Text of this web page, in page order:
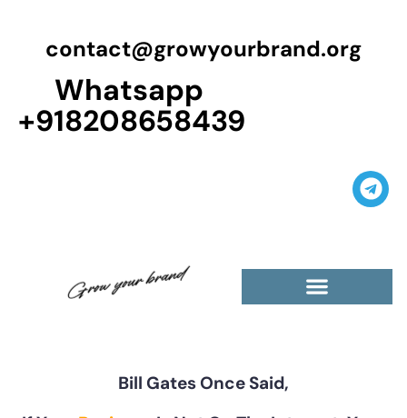
contact@growyourbrand.org
Whatsapp
+918208658439
Bill Gates Once Said,